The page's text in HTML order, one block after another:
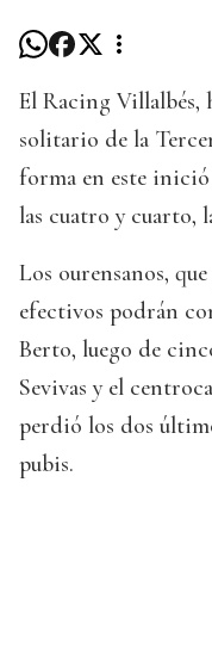
El Racing Villalbés,
solitario de la
forma en este
las cuatro y cuarto,
Los ourensanos,
efectivos podrán
Berto, luego de
Sevivas y el
perdió los dos
pubis.